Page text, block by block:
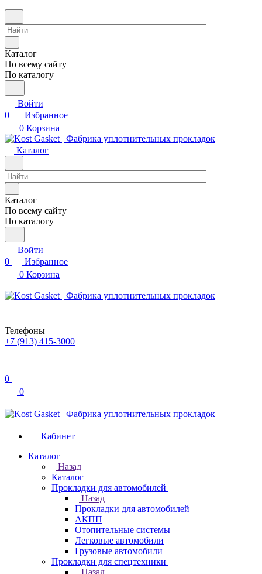
Каталог
По всему сайту
По каталогу
Войти
0
Избранное
0 Корзина
Каталог
Каталог
По всему сайту
По каталогу
Войти
0
Избранное
0 Корзина
Телефоны
+7 (913) 415-3000
0
0
Кабинет
Каталог
Назад
Каталог
Прокладки для автомобилей
Назад
Прокладки для автомобилей
АКПП
Отопительные системы
Легковые автомобили
Грузовые автомобили
Прокладки для спецтехники
Назад